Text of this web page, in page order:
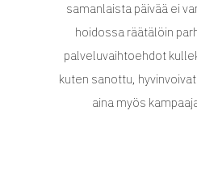
samanlaista päivää ei
hoidossa räätälöin
palveluvaihtoehdot
kuten sanottu,
aina myös